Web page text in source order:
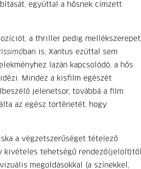
egyúttal a hősnek címzett
a thriller pedig mellékszerepet,
ban is, Xantus ezúttal sem
lazán kapcsolódó, a hős
Mindez a kisfilm egészét
jelenetsor, továbbá a film
az egész történetét, hogy
a végzetszerűséget tételező
kivételes tehetségű rendező(jelölt)től.
megoldásokkal (a színekkel,